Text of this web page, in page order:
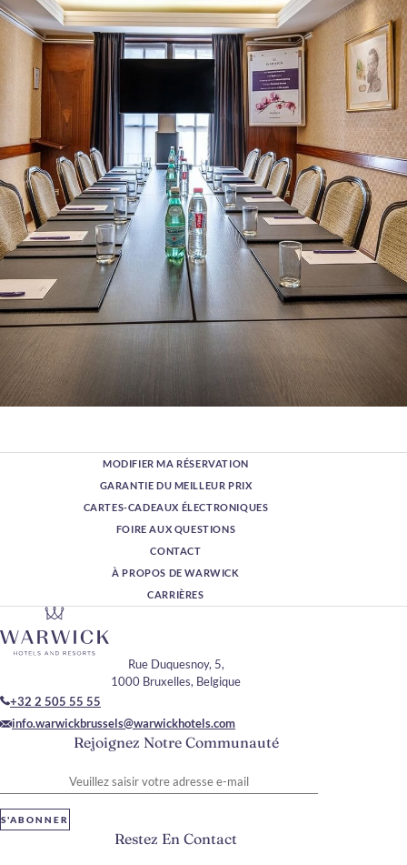
MODIFIER MA RÉSERVATION
GARANTIE DU MEILLEUR PRIX
CARTES-CADEAUX ÉLECTRONIQUES
FOIRE AUX QUESTIONS
CONTACT
À PROPOS DE WARWICK
CARRIÈRES
Rejoignez Notre Communauté
S'ABONNER
Rue Duquesnoy, 5,
1000 Bruxelles, Belgique
+32 2 505 55 55
info.warwickbrussels@warwickhotels.com
Restez En Contact